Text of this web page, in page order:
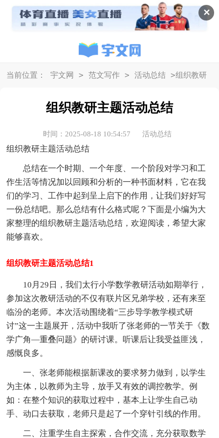
✕
当前位置： 宇文网 > 范文写作 > 活动总结 >组织教研
主题活动总结
组织教研主题活动总结
时间：2025-08-18 10:54:57 活动总结
组织教研主题活动总结
总结在一个时期、一个年度、一个阶段对学习和工
作生活等情况加以回顾和分析的一种书面材料，它在我
们的学习、工作中起到呈上启下的作用，让我们好好写
一份总结吧。那么总结有什么格式呢？下面是小编为大
家整理的组织教研主题活动总结，欢迎阅读，希望大家
能够喜欢。
组织教研主题活动总结1
10月29日，我们太行小学数学教研活动如期举行，
参加这次教研活动的不仅有联片区兄弟学校，还有来至
临汾的老师。本次活动围绕着“三步导学教学模式研
讨”这一主题展开，活动中我听了张老师的一节关于《数
学广角—重叠问题》的研讨课。听课后让我受益匪浅，
感慨良多。
一、张老师能根据新课改的要求努力做到，以学生
为主体，以教师为主导，放手又有效的调控教学。例
如：在整个知识的获取过程中，基本上让学生自己动
手、动口去获取，老师只是起了一个穿针引线的作用。
二、注重学生自主探索，合作交流，充分获取数学